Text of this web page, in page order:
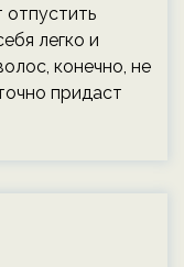
отпустить
легко и
конечно, не
придаст